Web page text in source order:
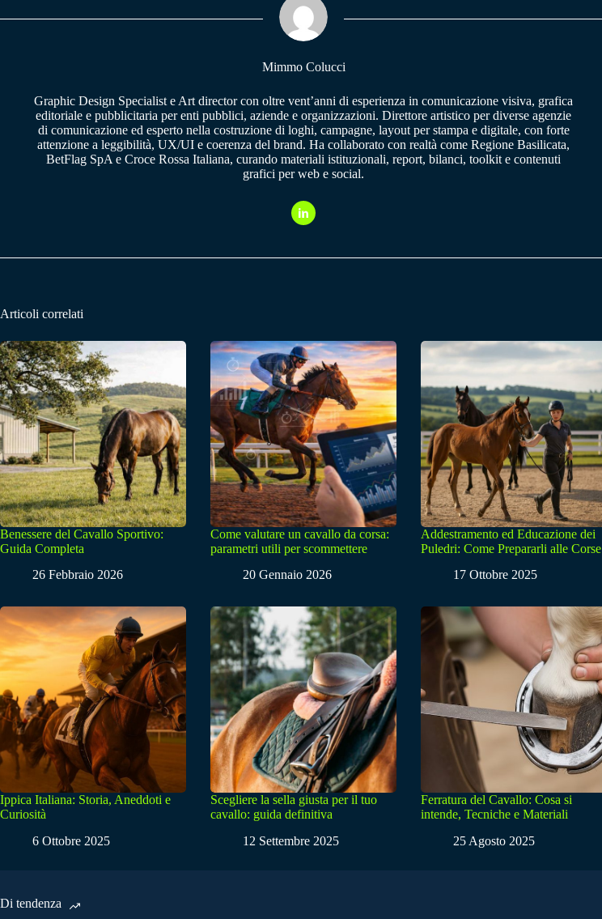
pp m
Mimmo Colucci
Graphic Design Specialist e Art director con oltre vent’anni di esperienza in comunicazione visiva, grafica
editoriale e pubblicitaria per enti pubblici, aziende e organizzazioni. Direttore artistico per diverse agenzie
di comunicazione ed esperto nella costruzione di loghi, campagne, layout per stampa e digitale, con forte
attenzione a leggibilità, UX/UI e coerenza del brand. Ha collaborato con realtà come Regione Basilicata,
BetFlag SpA e Croce Rossa Italiana, curando materiali istituzionali, report, bilanci, toolkit e contenuti
grafici per web e social.
Articoli correlati
Benessere del Cavallo Sportivo:
Guida Completa
26 Febbraio 2026
Come valutare un cavallo da corsa:
parametri utili per scommettere
20 Gennaio 2026
Addestramento ed Educazione dei
Puledri: Come Prepararli alle Corse
17 Ottobre 2025
Ippica Italiana: Storia, Aneddoti e
Curiosità
6 Ottobre 2025
Scegliere la sella giusta per il tuo
cavallo: guida definitiva
12 Settembre 2025
Ferratura del Cavallo: Cosa si
intende, Tecniche e Materiali
25 Agosto 2025
Di tendenza